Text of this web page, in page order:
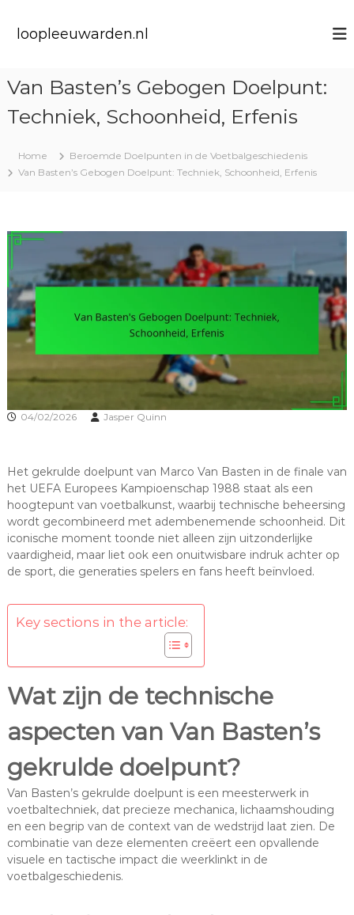
loopleeuwarden.nl
Van Basten’s Gebogen Doelpunt:
Techniek, Schoonheid, Erfenis
Home
Beroemde Doelpunten in de Voetbalgeschiedenis
Van Basten’s Gebogen Doelpunt: Techniek, Schoonheid, Erfenis
04/02/2026 Jasper Quinn
Het gekrulde doelpunt van Marco Van Basten in de finale van
het UEFA Europees Kampioenschap 1988 staat als een
hoogtepunt van voetbalkunst, waarbij technische beheersing
wordt gecombineerd met adembenemende schoonheid. Dit
iconische moment toonde niet alleen zijn uitzonderlijke
vaardigheid, maar liet ook een onuitwisbare indruk achter op
de sport, die generaties spelers en fans heeft beïnvloed.
Key sections in the article:
Wat zijn de technische
aspecten van Van Basten’s
gekrulde doelpunt?
Van Basten’s gekrulde doelpunt is een meesterwerk in
voetbaltechniek, dat precieze mechanica, lichaamshouding
en een begrip van de context van de wedstrijd laat zien. De
combinatie van deze elementen creëert een opvallende
visuele en tactische impact die weerklinkt in de
voetbalgeschiedenis.